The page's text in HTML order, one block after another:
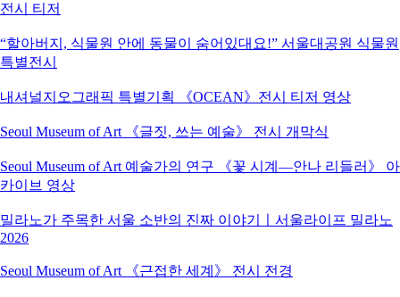
전시 티저
“할아버지, 식물원 안에 동물이 숨어있대요!” 서울대공원 식물원
특별전시
내셔널지오그래픽 특별기획 《OCEAN》전시 티저 영상
Seoul Museum of Art 《글짓, 쓰는 예술》 전시 개막식
Seoul Museum of Art 예술가의 연구 《꽃 시계―안나 리들러》 아
카이브 영상
밀라노가 주목한 서울 소반의 진짜 이야기ㅣ서울라이프 밀라노
2026
Seoul Museum of Art 《근접한 세계》 전시 전경